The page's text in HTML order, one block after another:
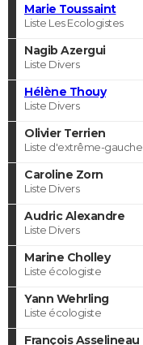
Marie Toussaint
Liste Les Ecologistes
Nagib Azergui
Liste Divers
Hélène Thouy
Liste Divers
Olivier Terrien
Liste d'extrême-gauche
Caroline Zorn
Liste Divers
Audric Alexandre
Liste Divers
Marine Cholley
Liste écologiste
Yann Wehrling
Liste écologiste
François Asselineau